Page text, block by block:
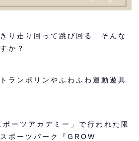
り走り回って跳び回る…そんな
か？
ランポリンやふわふわ運動遊具
ーツアカデミー」で行われた限
ポーツパーク『GROW